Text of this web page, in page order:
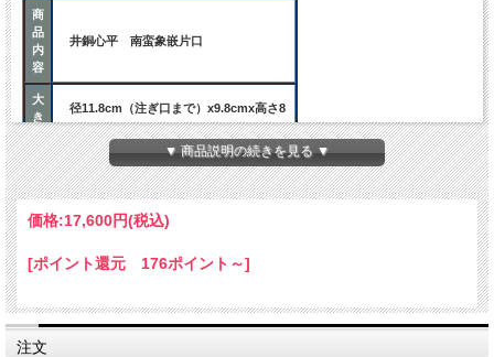
商
品
内
容
井銅心平 南蛮象嵌片口
大
き
さ
径11.8cm（注ぎ口まで）x9.8cmx高さ8
ｃｍ
ご
注
注意事項
はじめにお使いになるときは、半日くら
使いください。
▼ 商品説明の続きを見る ▼
価格:17,600円(税込)
[ポイント還元 176ポイント～]
注文